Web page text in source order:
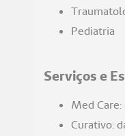
Pediatria
Serviços e
Med
Curativo: